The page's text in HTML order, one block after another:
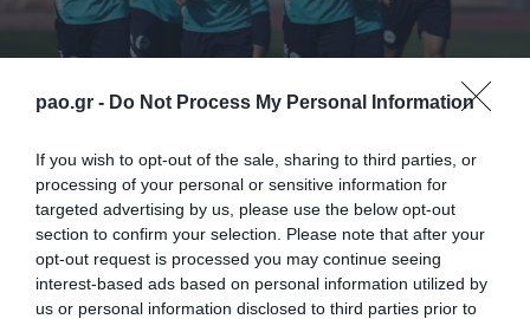
pao.gr - Do Not Process My Personal Information
If you wish to opt-out of the sale, sharing to third parties, or
processing of your personal or sensitive information for
targeted advertising by us, please use the below opt-out
section to confirm your selection. Please note that after your
opt-out request is processed you may continue seeing
interest-based ads based on personal information utilized by
us or personal information disclosed to third parties prior to
Ως είθισται την επομένη του αγώνα, ακόμα και αν
είναι φιλικός, οι ποδοσφαιριστές του Παναθηναϊκού
κάνουν πρόγραμμα αποθεραπείας. Αυτό συνέβη και